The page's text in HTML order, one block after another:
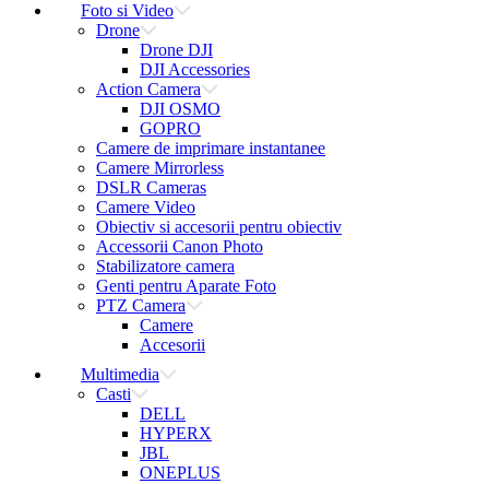
Foto si Video
Drone
Drone DJI
DJI Accessories
Action Camera
DJI OSMO
GOPRO
Camere de imprimare instantanee
Camere Mirrorless
DSLR Cameras
Camere Video
Obiectiv si accesorii pentru obiectiv
Accessorii Canon Photo
Stabilizatore camera
Genti pentru Aparate Foto
PTZ Camera
Camere
Accesorii
Multimedia
Casti
DELL
HYPERX
JBL
ONEPLUS